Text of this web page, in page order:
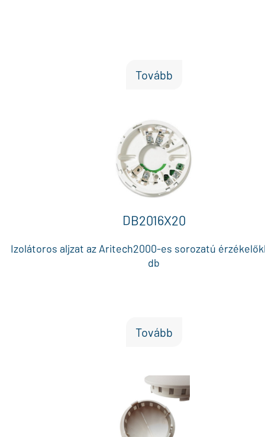
Tovább
DB2016X20
Izolátoros aljzat az Aritech2000-es sorozatú
db
Tovább